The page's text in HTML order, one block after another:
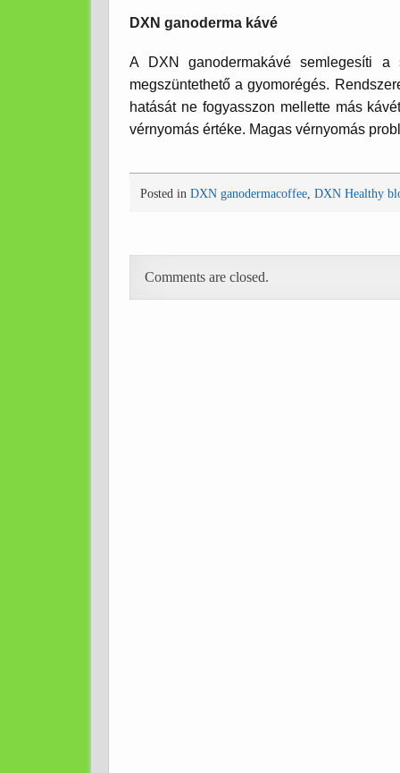
DXN ganoderma kávé
A DXN ganodermakávé semlegesíti a
megszüntethető a gyomorégés.
hatását ne fogyasszon mellette más
vérnyomás értéke. Magas vérnyomás
Posted in DXN ganodermacoffee, DXN Healthy
Comments are closed.